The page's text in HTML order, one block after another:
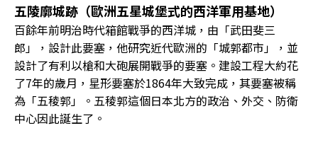
五陵廓城跡（歐洲五星城堡式的西洋軍用基地）
百餘年前明治時代箱館戰爭的西洋城，由「武田斐三
郎」，設計此要塞，他研究近代歐洲的「城郭都市」，並
設計了有利以槍和大砲展開戰爭的要塞。建設工程大約花
了7年的歲月，星形要塞於1864年大致完成，其要塞被稱
為「五稜郭」。五稜郭這個日本北方的政治、外交、防衛
中心因此誕生了。